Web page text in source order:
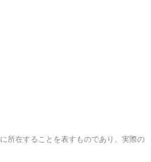
所在することを表すものであり、実際の